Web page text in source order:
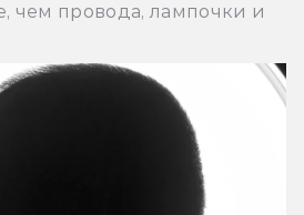
чем провода, лампочки и